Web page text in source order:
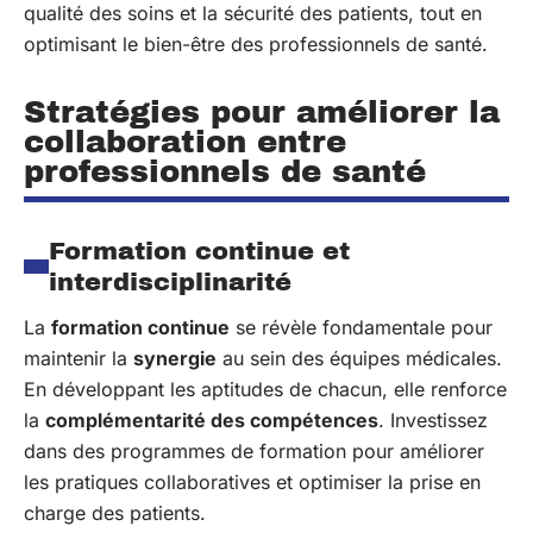
qualité des soins et la sécurité des patients, tout en
optimisant le bien-être des professionnels de santé.
Stratégies pour améliorer la
collaboration entre
professionnels de santé
Formation continue et
interdisciplinarité
La formation continue se révèle fondamentale pour
maintenir la synergie au sein des équipes médicales.
En développant les aptitudes de chacun, elle renforce
la complémentarité des compétences. Investissez
dans des programmes de formation pour améliorer
les pratiques collaboratives et optimiser la prise en
charge des patients.